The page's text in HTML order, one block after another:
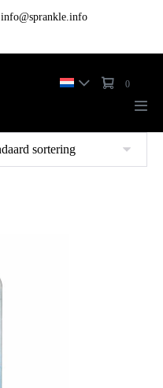
info@sprankle.info
0